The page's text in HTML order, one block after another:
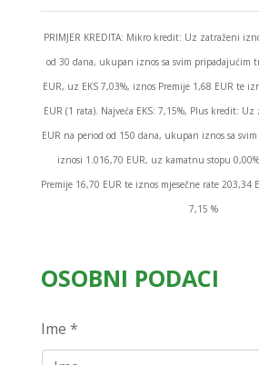
PRIMJER KREDITA: Mikro kredit: Uz zatraženi
od 30 dana, ukupan iznos sa svim pripadajućim
EUR, uz EKS 7,03%, iznos Premije 1,68 EUR te
EUR (1 rata). Najveća EKS: 7,15%, Plus kredit:
EUR na period od 150 dana, ukupan iznos sa
iznosi 1.016,70 EUR, uz kamatnu stopu
Premije 16,70 EUR te iznos mjesečne rate 203,34
7,15 %
OSOBNI PODACI
Ime *